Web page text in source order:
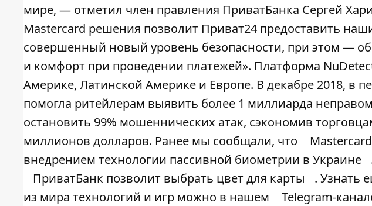
мире, — отметил член правления ПриватБанка Сергей
Mastercard решения позволит Приват24 предоставить
совершенный новый уровень безопасности, при этом —
и комфорт при проведении платежей». Платформа
Америке, Латинской Америке и Европе. В декабре 2018, в
помогла ритейлерам выявить более 1 миллиарда
остановить 99% мошеннических атак, сэкономив
миллионов долларов. Ранее мы сообщали, что
внедрением технологии пассивной биометрии в Украине
ПриватБанк позволит выбрать цвет для карты
. Узнать
из мира технологий и игр можно в нашем
Telegram-